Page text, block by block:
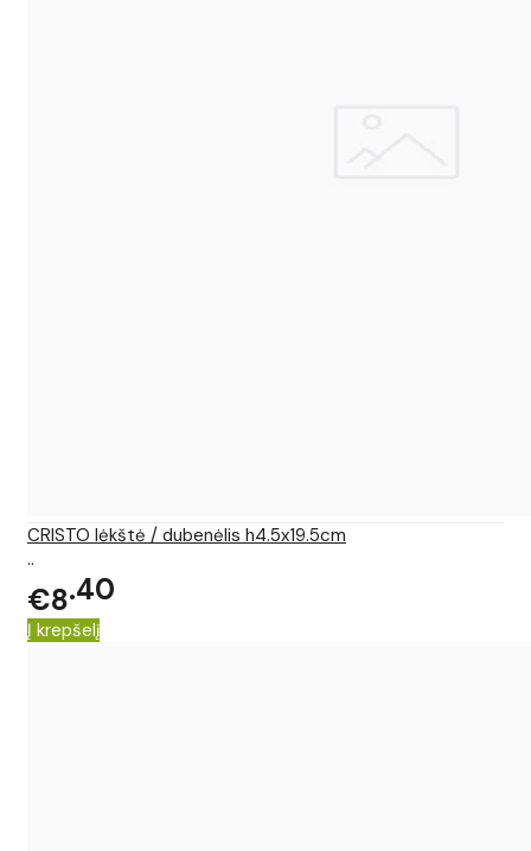
CRISTO lėkštė / dubenėlis h4.5x19.5cm
..
€8 40
Į krepšelį